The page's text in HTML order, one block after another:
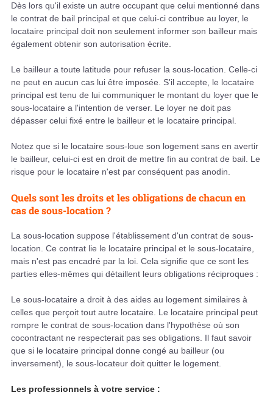
Dès lors qu'il existe un autre occupant que celui mentionné dans
le contrat de bail principal et que celui-ci contribue au loyer, le
locataire principal doit non seulement informer son bailleur mais
également obtenir son autorisation écrite.
Le bailleur a toute latitude pour refuser la sous-location. Celle-ci
ne peut en aucun cas lui être imposée. S'il accepte, le locataire
principal est tenu de lui communiquer le montant du loyer que le
sous-locataire a l'intention de verser. Le loyer ne doit pas
dépasser celui fixé entre le bailleur et le locataire principal.
Notez que si le locataire sous-loue son logement sans en avertir
le bailleur, celui-ci est en droit de mettre fin au contrat de bail. Le
risque pour le locataire n'est par conséquent pas anodin.
Quels sont les droits et les obligations de chacun en
cas de sous-location ?
La sous-location suppose l'établissement d'un contrat de sous-
location. Ce contrat lie le locataire principal et le sous-locataire,
mais n'est pas encadré par la loi. Cela signifie que ce sont les
parties elles-mêmes qui détaillent leurs obligations réciproques :
Le sous-locataire a droit à des aides au logement similaires à
celles que perçoit tout autre locataire. Le locataire principal peut
rompre le contrat de sous-location dans l'hypothèse où son
cocontractant ne respecterait pas ses obligations. Il faut savoir
que si le locataire principal donne congé au bailleur (ou
inversement), le sous-locateur doit quitter le logement.
Les professionnels à votre service :